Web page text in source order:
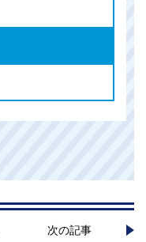
次の記事